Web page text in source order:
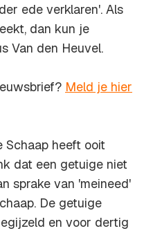
ede verklaren'. Als
dan kun je
Van den Heuvel.
Meld je hier
heeft ooit
dat een getuige niet
sprake van 'meineed'
De getuige
en voor dertig